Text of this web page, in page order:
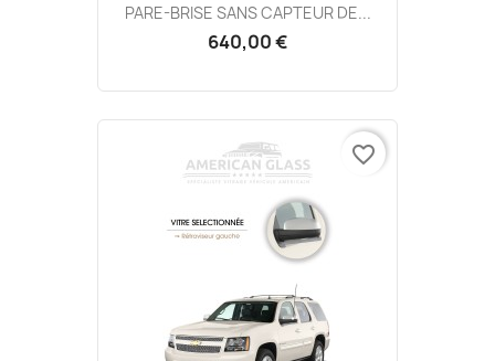
PARE-BRISE SANS CAPTEUR DE...
640,00 €
favorite_border